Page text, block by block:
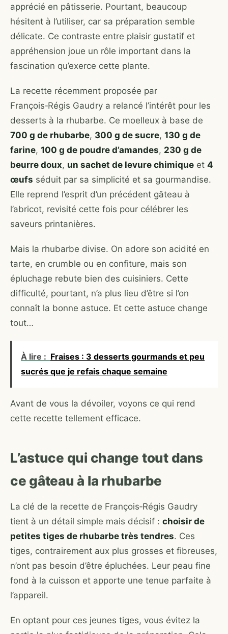
apprécié en pâtisserie. Pourtant, beaucoup
hésitent à l’utiliser, car sa préparation semble
délicate. Ce contraste entre plaisir gustatif et
appréhension joue un rôle important dans la
fascination qu’exerce cette plante.
La recette récemment proposée par
François‑Régis Gaudry a relancé l’intérêt pour les
desserts à la rhubarbe. Ce moelleux à base de
700 g de rhubarbe, 300 g de sucre, 130 g de
farine, 100 g de poudre d’amandes, 230 g de
beurre doux, un sachet de levure chimique et 4
œufs séduit par sa simplicité et sa gourmandise.
Elle reprend l’esprit d’un précédent gâteau à
l’abricot, revisité cette fois pour célébrer les
saveurs printanières.
Mais la rhubarbe divise. On adore son acidité en
tarte, en crumble ou en confiture, mais son
épluchage rebute bien des cuisiniers. Cette
difficulté, pourtant, n’a plus lieu d’être si l’on
connaît la bonne astuce. Et cette astuce change
tout…
À lire : Fraises : 3 desserts gourmands et peu
sucrés que je refais chaque semaine
Avant de vous la dévoiler, voyons ce qui rend
cette recette tellement efficace.
L’astuce qui change tout dans
ce gâteau à la rhubarbe
La clé de la recette de François‑Régis Gaudry
tient à un détail simple mais décisif : choisir de
petites tiges de rhubarbe très tendres. Ces
tiges, contrairement aux plus grosses et fibreuses,
n’ont pas besoin d’être épluchées. Leur peau fine
fond à la cuisson et apporte une tenue parfaite à
l’appareil.
En optant pour ces jeunes tiges, vous évitez la